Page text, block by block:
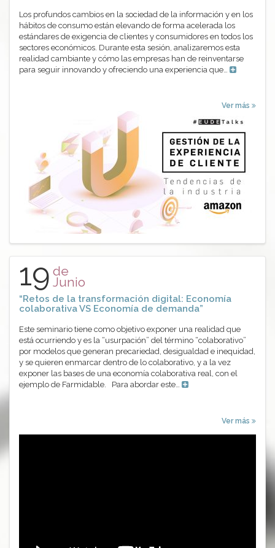
Los profundos cambios en la sociedad de la información y en los
hábitos de consumo están elevando de forma acelerada los
estándares de exigencia de clientes y consumidores en todos los
sectores económicos. Durante esta sesión, analizaremos esta
realidad cambiante y cómo las empresas han de reinventarse
para seguir innovando y ofreciendo una experiencia que…
Ver más
19 de
Junio
“Retos de la transformación digital: Economía
colaborativa VS Economía de demanda”
Este seminario tiene como objetivo exponer una realidad que
está ocurriendo y es la “usurpación” del término “colaborativo”
por modelos que generan precariedad, desigualdad e inequidad,
y se quieren enmarcar dentro de lo colaborativo, y a la vez
exponer las bases de una economía colaborativa real, con el
ejemplo de Farmidable. Para abordar este…
Ver más